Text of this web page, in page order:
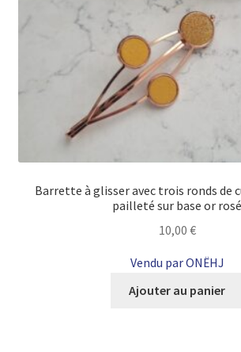
Barrette à glisser avec trois ronds de
pailleté sur base or rosé
10,00 €
Vendu par ONËHJ
Ajouter au panier